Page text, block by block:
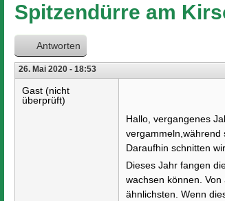
Spitzendürre am
Antworten
26. Mai 2020 - 18:53
Gast (nicht
überprüft)
Hallo, vergangenes
vergammeln,während
Daraufhin schnitten
Dieses Jahr fangen
wachsen können.
ähnlichsten. Wenn